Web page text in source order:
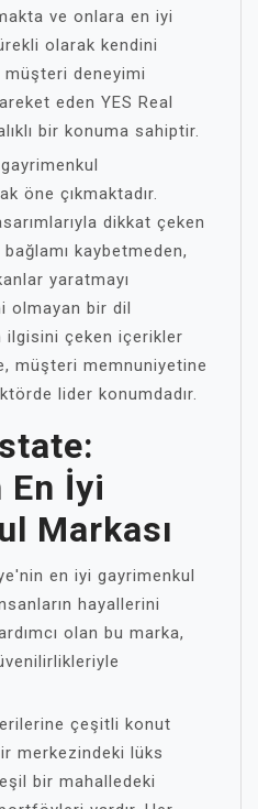
ve onlara en iyi
olarak kendini
deneyimi
eden YES Real
bir konuma sahiptir.
öne çıkmaktadır.
dikkat çeken
kaybetmeden,
yaratmayı
olmayan bir dil
ilgisini çeken içerikler
müşteri memnuniyetine
lider konumdadır.
En İyi
Markası
en iyi gayrimenkul
hayallerini
olan bu marka,
çeşitli konut
merkezindeki lüks
bir mahalledeki